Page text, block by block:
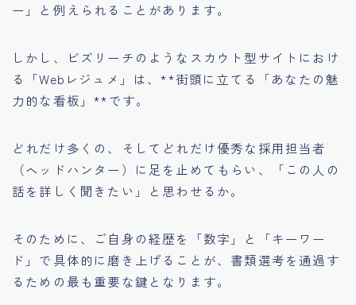
ー」と例えられることがあります。
しかし、ビズリーチのようなスカウト型サイトにおけ
る「Webレジュメ」は、**街頭に立てる「あなたの魅
力的な看板」**です。
どれだけ多くの、そしてどれだけ優秀な採用担当者
（ヘッドハンター）に足を止めてもらい、「この人の
話を詳しく聞きたい」と思わせるか。
そのために、ご自身の経歴を「数字」と「キーワー
ド」で具体的に磨き上げることが、書類選考を通過す
るための最も重要な鍵となります。